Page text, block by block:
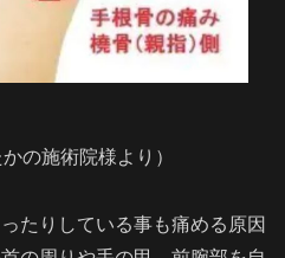
の施術院様より）
たりしている事も痛める原因